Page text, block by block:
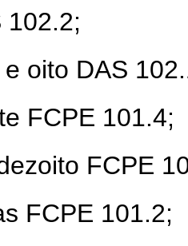
102.2;
oito DAS
FCPE 101.4;
FCPE
FCPE 101.2;